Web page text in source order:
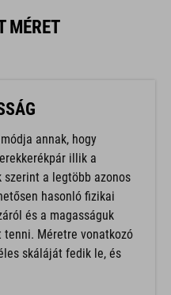
MÉRET
annak, hogy
illik a
szerint a legtöbb azonos
hasonló fizikai
és a magasságuk
Méretre vonatkozó
skáláját fedik le, és